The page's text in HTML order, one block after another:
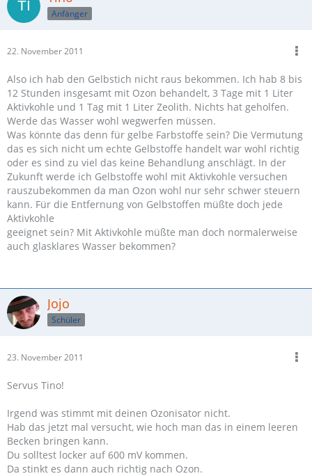
Anfänger
22. November 2011
Also ich hab den Gelbstich nicht raus bekommen. Ich hab 8 bis
12 Stunden insgesamt mit Ozon behandelt, 3 Tage mit 1 Liter
Aktivkohle und 1 Tag mit 1 Liter Zeolith. Nichts hat geholfen.
Werde das Wasser wohl wegwerfen müssen.
Was könnte das denn für gelbe Farbstoffe sein? Die Vermutung
das es sich nicht um echte Gelbstoffe handelt war wohl richtig
oder es sind zu viel das keine Behandlung anschlägt. In der
Zukunft werde ich Gelbstoffe wohl mit Aktivkohle versuchen
rauszubekommen da man Ozon wohl nur sehr schwer steuern
kann. Für die Entfernung von Gelbstoffen müßte doch jede
Aktivkohle
geeignet sein? Mit Aktivkohle müßte man doch normalerweise
auch glasklares Wasser bekommen?
Jojo
Schüler
23. November 2011
Servus Tino!
Irgend was stimmt mit deinen Ozonisator nicht.
Hab das jetzt mal versucht, wie hoch man das in einem leeren
Becken bringen kann.
Du solltest locker auf 600 mV kommen.
Da stinkt es dann auch richtig nach Ozon.